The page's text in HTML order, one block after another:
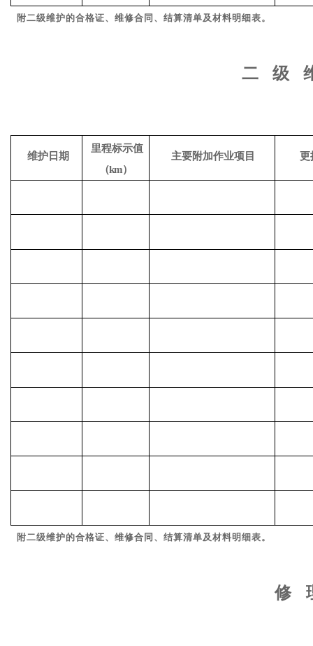
附二级维护的合格证、维修合同、结算清单及材料明细表。
二 级
维护日期
里程标示值
（km）
主要附加作业项目 更
附二级维护的合格证、维修合同、结算清单及材料明细表。
修